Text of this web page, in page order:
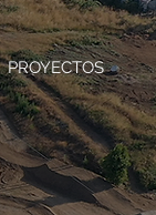
PROYECTOS